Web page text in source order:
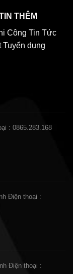
THÊM
Công Tin Tức
Tuyển dụng
: 0865.283.168
Điện thoại :
Điện thoại :